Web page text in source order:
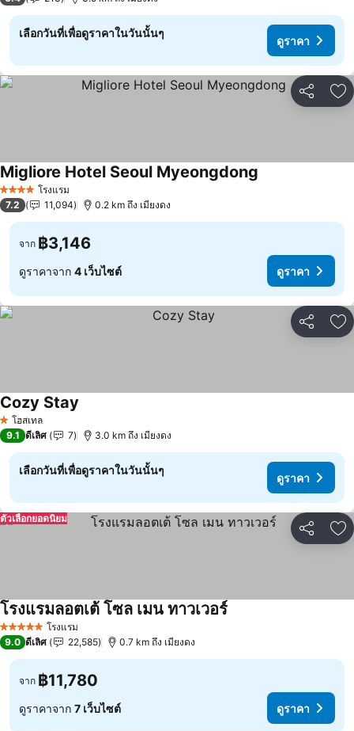
เลือกวันที่เพื่อดูราคาในวันนั้นๆ
ดูราคา
แชร์ เ
4 ดาว โรงแรม
Migliore Hotel Seoul Myeongdong
7.2 11,094 0.2 km ถึง เมียงดง
จาก ฿3,146
ดูราคาจาก 4 เว็บไซต์ ดูราคา
แชร์ เ
1 ดาวโฮสเทล
Cozy Stay
9.1 ดีเลิศ 7 3.0 km ถึง เมียงดง
เลือกวันที่เพื่อดูราคาในวันนั้นๆ
ดูราคา
แชร์ เ
ตัวเลือกยอดนิยม
5 ดาว โรงแรม
โรงแรมลอตเต้ โซล เมน ทาวเวอร์
9.0 ดีเลิศ 22,585 0.7 km ถึง เมียงดง
จาก ฿11,780
ดูราคาจาก 7 เว็บไซต์ ดูราคา